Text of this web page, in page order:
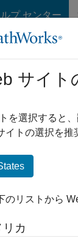
プ センター
の要件の統合
形式をもつ
サイト
を選択すると
イトの選択を推
のリストから
カ